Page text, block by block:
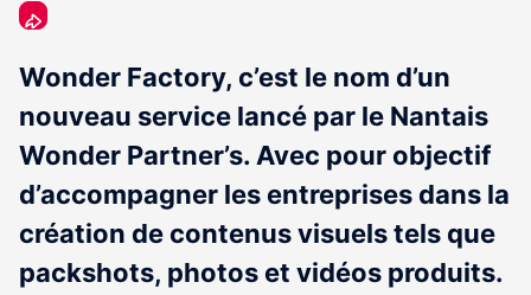
abonnés
Wonder Factory, c’est le nom d’un
nouveau service lancé par le Nantais
Wonder Partner’s. Avec pour objectif
d’accompagner les entreprises dans la
création de contenus visuels tels que
packshots, photos et vidéos produits.